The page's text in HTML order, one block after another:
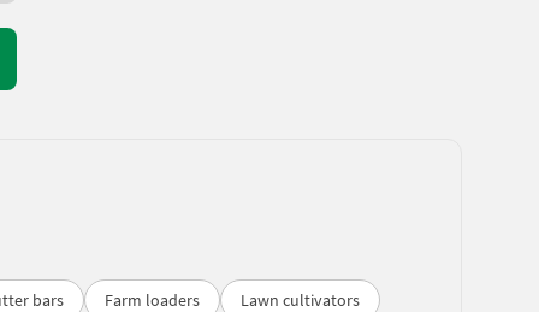
bars Farm loaders Lawn cultivators